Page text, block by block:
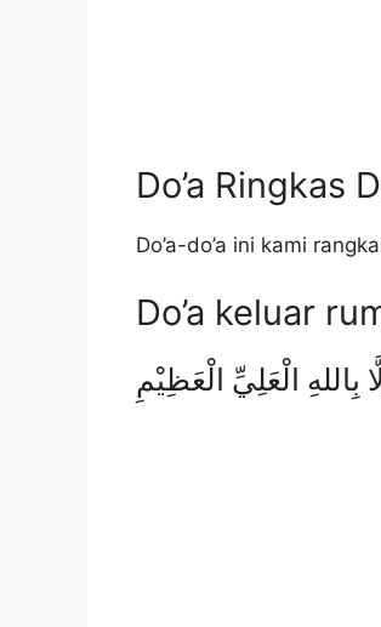
Do’a Ringkas
Do’a-do’a ini kami
Do’a keluar
بِاللهِ الْعَلِيِّ الْعَظِيْمِ